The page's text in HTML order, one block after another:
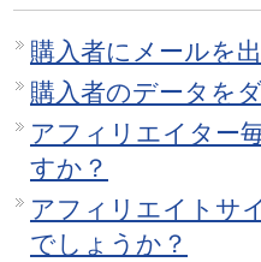
購入者にメールを
購入者のデータを
アフィリエイター
すか？
アフィリエイトサ
でしょうか？